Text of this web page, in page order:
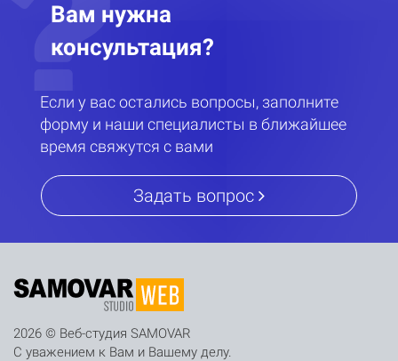
Вам нужна
консультация?
Если у вас остались вопросы, заполните
форму и наши специалисты в ближайшее
время свяжутся с вами
Задать вопрос
2026 © Веб-студия SAMOVAR
С уважением к Вам и Вашему делу.